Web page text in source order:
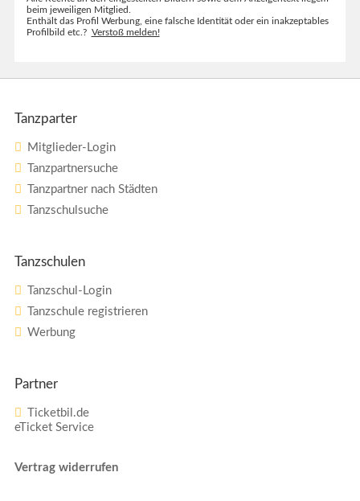
beim jeweiligen Mitglied.
Enthält das Profil Werbung, eine falsche Identität oder ein inakzeptables
Profilbild etc.? Verstoß melden!
Tanzparter
Mitglieder-Login
Tanzpartnersuche
Tanzpartner nach Städten
Tanzschulsuche
Tanzschulen
Tanzschul-Login
Tanzschule registrieren
Werbung
Partner
Ticketbil.de
eTicket Service
Vertrag widerrufen